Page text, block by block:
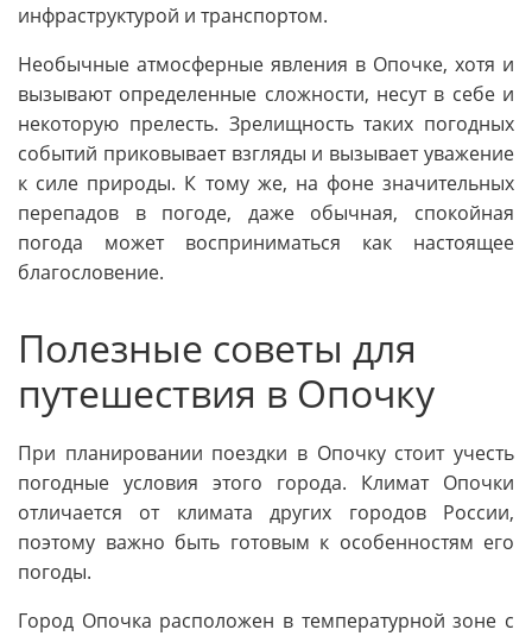
инфраструктурой и транспортом.
Необычные атмосферные явления в Опочке, хотя и
вызывают определенные сложности, несут в себе и
некоторую прелесть. Зрелищность таких погодных
событий приковывает взгляды и вызывает уважение
к силе природы. К тому же, на фоне значительных
перепадов в погоде, даже обычная, спокойная
погода может восприниматься как настоящее
благословение.
Полезные советы для
путешествия в Опочку
При планировании поездки в Опочку стоит учесть
погодные условия этого города. Климат Опочки
отличается от климата других городов России,
поэтому важно быть готовым к особенностям его
погоды.
Город Опочка расположен в температурной зоне с